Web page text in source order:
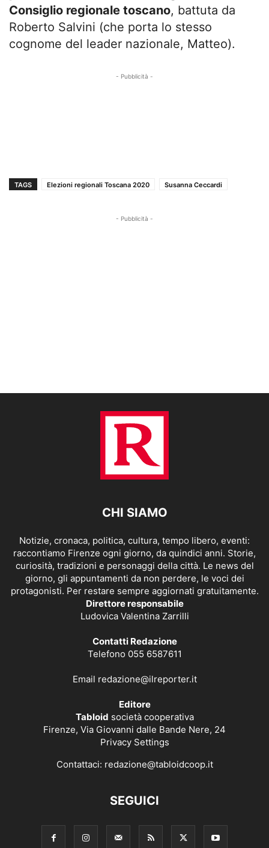
Consiglio regionale toscano, battuta da
Roberto Salvini (che porta lo stesso
cognome del leader nazionale, Matteo).
- Pubblicità -
TAGS Elezioni regionali Toscana 2020 Susanna Ceccardi
- Pubblicità -
CHI SIAMO
Notizie, cronaca, politica, cultura, tempo libero, eventi:
raccontiamo Firenze ogni giorno, da quindici anni. Storie,
curiosità, tradizioni e personaggi della città. Le news del
giorno, gli appuntamenti da non perdere, le voci dei
protagonisti. Per restare sempre aggiornati gratuitamente.
Direttore responsabile
Ludovica Valentina Zarrilli
Contatti Redazione
Telefono 055 6587611
Email redazione@ilreporter.it
Editore
Tabloid società cooperativa
Firenze, Via Giovanni dalle Bande Nere, 24
Privacy Settings
Contattaci: redazione@tabloidcoop.it
SEGUICI